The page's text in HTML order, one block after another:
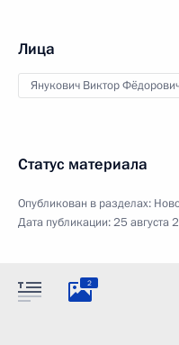
Лица
Янукович Виктор
Статус материала
Опубликован в разделах:
Дата публикации:25 августа
2